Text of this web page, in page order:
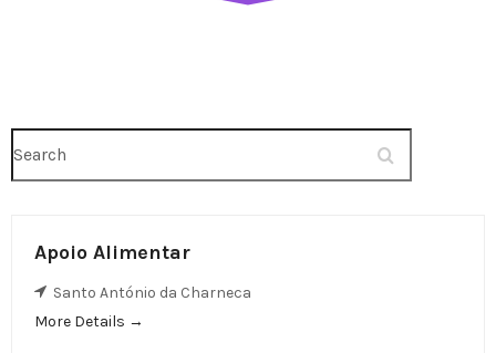
Apoio Alimentar
Santo António da Charneca
More Details